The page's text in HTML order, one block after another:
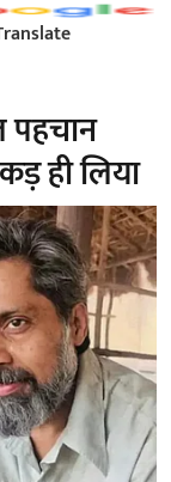
पहचान
ही लिया